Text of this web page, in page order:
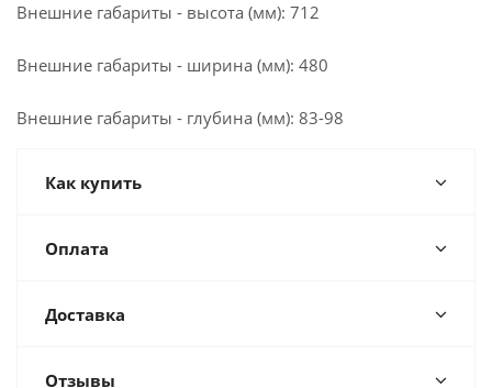
Внешние габариты - высота (мм): 712
Внешние габариты - ширина (мм): 480
Внешние габариты - глубина (мм): 83-98
Как купить
Оплата
Доставка
Отзывы